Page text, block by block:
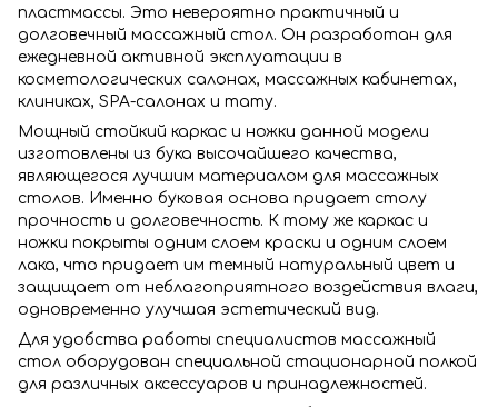
пластмассы. Это невероятно практичный и
долговечный массажный стол. Он разработан для
ежедневной активной эксплуатации в
косметологических салонах, массажных кабинетах,
клиниках, SPA-салонах и тату.
Мощный стойкий каркас и ножки данной модели
изготовлены из бука высочайшего качества,
являющегося лучшим материалом для массажных
столов. Именно буковая основа придает столу
прочность и долговечность. К тому же каркас и
ножки покрыты одним слоем краски и одним слоем
лака, что придает им темный натуральный цвет и
защищает от неблагоприятного воздействия влаги,
одновременно улучшая эстетический вид.
Для удобства работы специалистов массажный
стол оборудован специальной стационарной полкой
для различных аксессуаров и принадлежностей.